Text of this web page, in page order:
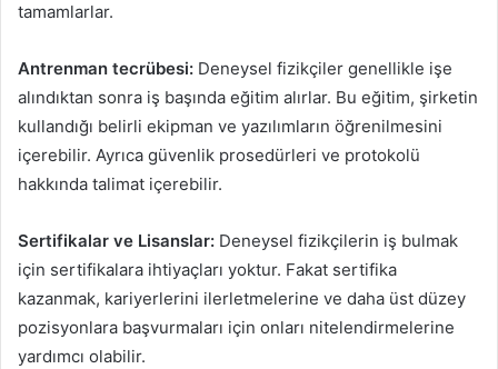
tamamlarlar.
Antrenman tecrübesi: Deneysel fizikçiler genellikle işe
alındıktan sonra iş başında eğitim alırlar. Bu eğitim, şirketin
kullandığı belirli ekipman ve yazılımların öğrenilmesini
içerebilir. Ayrıca güvenlik prosedürleri ve protokolü
hakkında talimat içerebilir.
Sertifikalar ve Lisanslar: Deneysel fizikçilerin iş bulmak
için sertifikalara ihtiyaçları yoktur. Fakat sertifika
kazanmak, kariyerlerini ilerletmelerine ve daha üst düzey
pozisyonlara başvurmaları için onları nitelendirmelerine
yardımcı olabilir.